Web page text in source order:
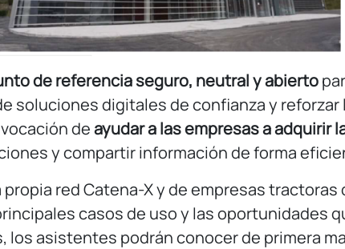
de referencia seguro, neutral y abierto
soluciones digitales de confianza y
deayudar a las empresas a adquirir
y compartir información de forma
red Catena-X y de empresas tractoras
casos de uso y las oportunidades
asistentes podrán conocer de primera